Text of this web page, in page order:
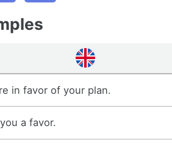
in favor of your plan.
a favor.